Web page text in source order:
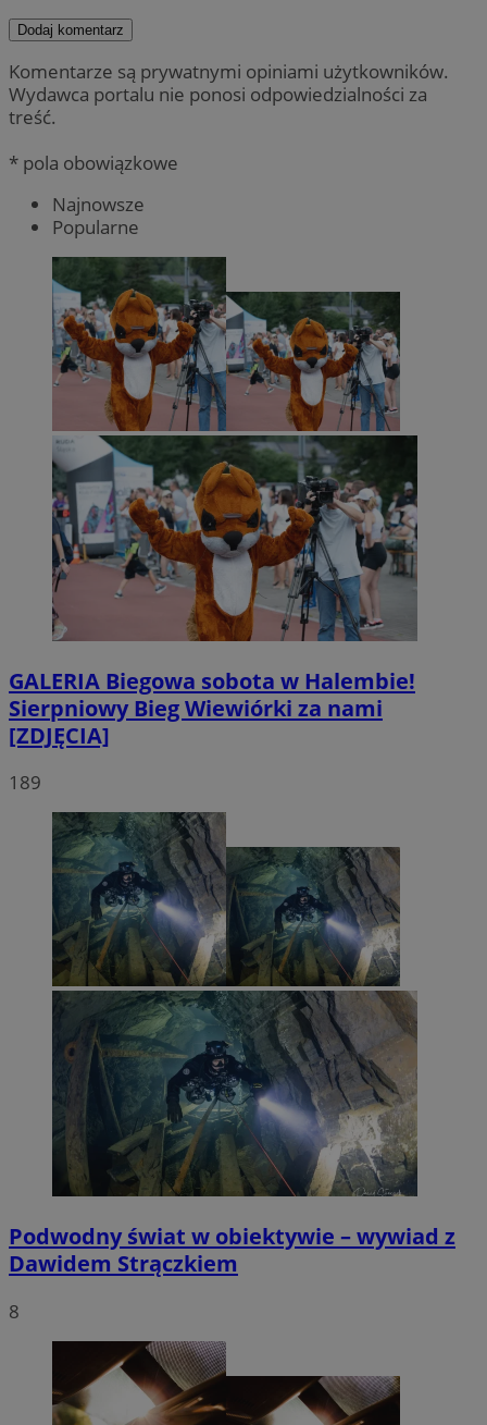
Dodaj komentarz
Komentarze są prywatnymi opiniami użytkowników.
Wydawca portalu nie ponosi odpowiedzialności za
treść.
* pola obowiązkowe
Najnowsze
Popularne
GALERIA Biegowa sobota w Halembie!
Sierpniowy Bieg Wiewiórki za nami
[ZDJĘCIA]
189
Podwodny świat w obiektywie – wywiad z
Dawidem Strączkiem
8